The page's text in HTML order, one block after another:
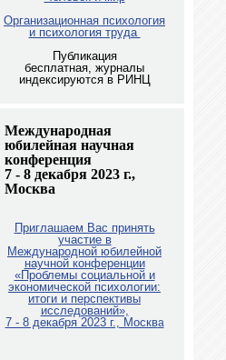
Организационная психология
и психология труда
Публикация
бесплатная, журналы
индексируются в РИНЦ
Международная
юбилейная научная
конференция
7 - 8 декабря 2023 г.,
Москва
Приглашаем Вас принять
участие в
Международной юбилейной
научной конференции
«Проблемы социальной и
экономической психологии:
итоги и перспективы
исследований»,
7 - 8 декабря 2023 г., Москва